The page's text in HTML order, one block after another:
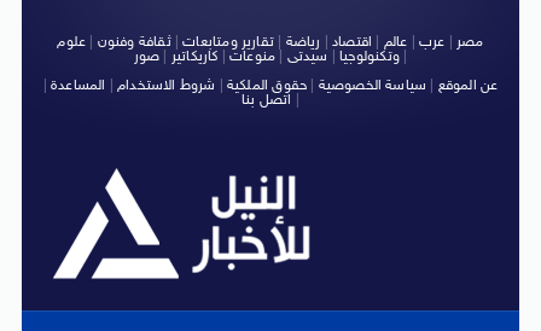
مصر عرب عالم اقتصاد رياضة |تقارير ومتابعات|ثقافة وفنون
علوم
وتكنولوجيا| سيدتى منوعات كاريكاتير صور
|
عن الموقع
سياسة الخصوصية حقوق الملكية شروط الاستخدام| المساعدة|
اتصل بنا